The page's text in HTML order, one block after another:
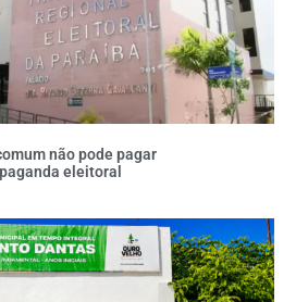
não pode pagar
eleitoral